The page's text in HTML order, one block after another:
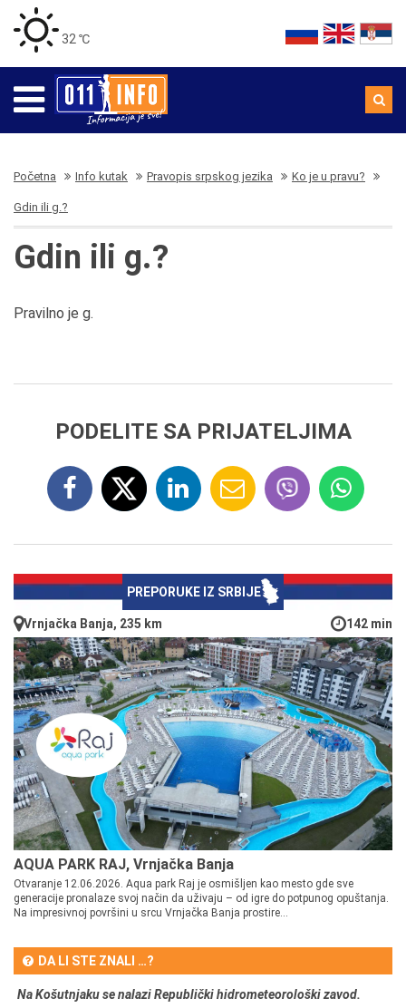
32 ℃
Početna Info kutak Pravopis srpskog jezika Ko je u pravu?
Gdin ili g.?
Gdin ili g.?
Pravilno je g.
PODELITE SA PRIJATELJIMA
PREPORUKE IZ SRBIJE
Vrnjačka Banja, 235 km 142 min
AQUA PARK RAJ, Vrnjačka Banja
Otvaranje 12.06.2026. Aqua park Raj je osmišljen kao mesto gde sve
generacije pronalaze svoj način da uživaju – od igre do potpunog opuštanja.
Na impresivnoj površini u srcu Vrnjačka Banja prostire...
DA LI STE ZNALI …?
Na Košutnjaku se nalazi Republički hidrometeorološki zavod.